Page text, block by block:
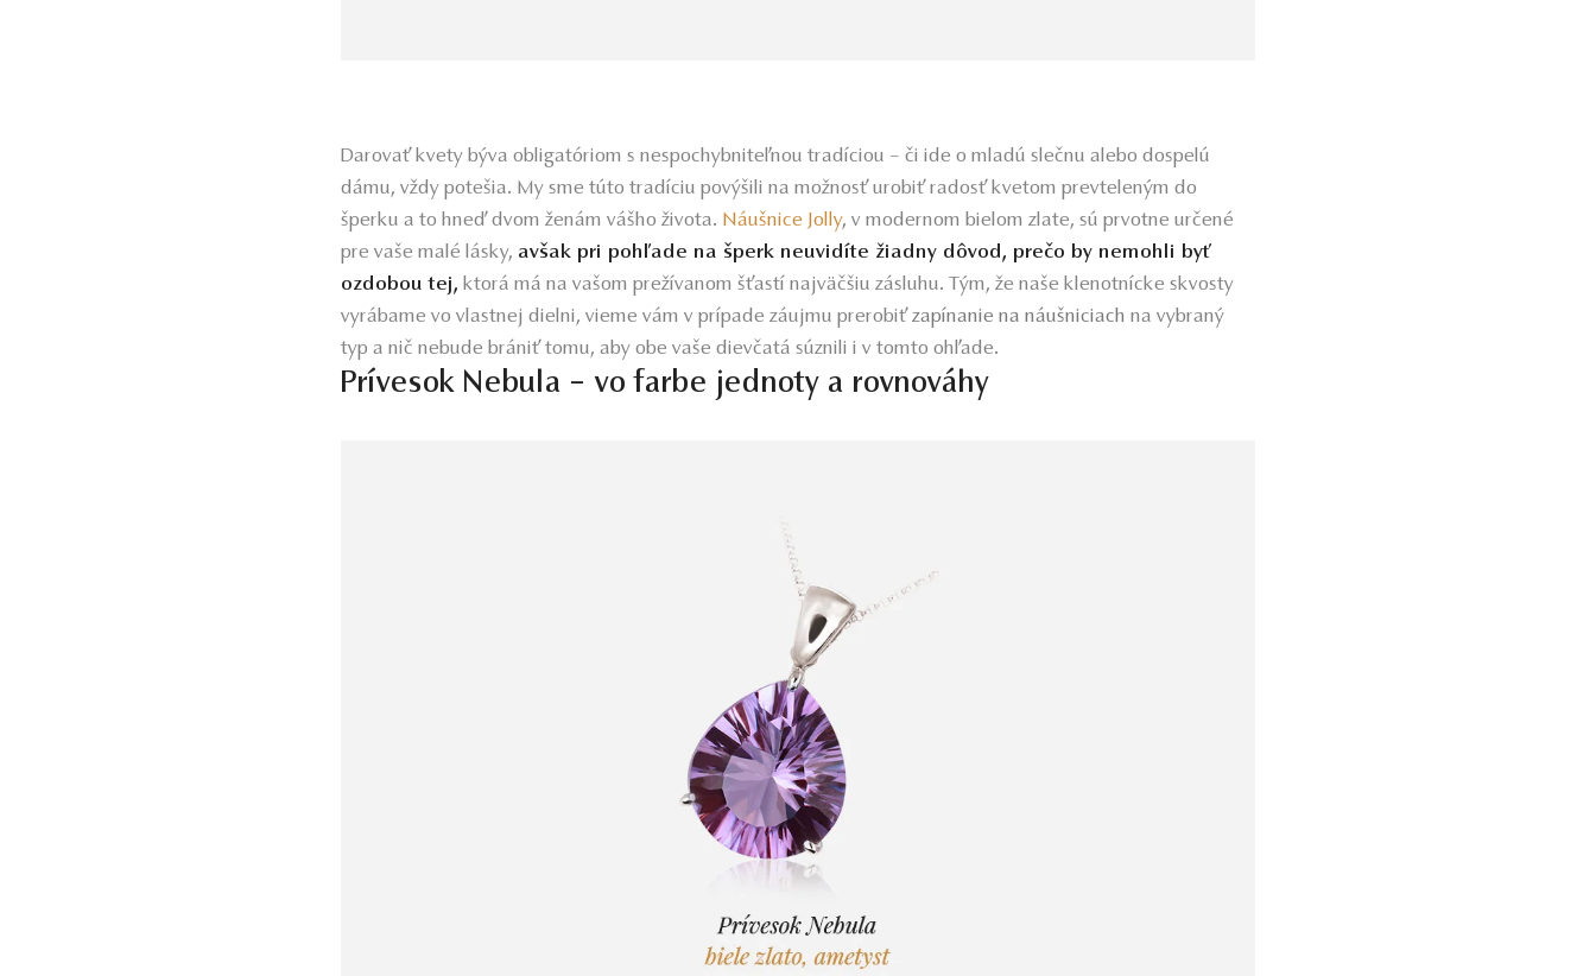
Darovať kvety býva obligatóriom s nespochybniteľnou tradíciou – či ide o mladú slečnu alebo dospelú
dámu, vždy potešia. My sme túto tradíciu povýšili na možnosť urobiť radosť kvetom prevteleným do
šperku a to hneď dvom ženám vášho života. Náušnice Jolly, v modernom bielom zlate, sú prvotne určené
pre vaše malé lásky, avšak pri pohľade na šperk neuvidíte žiadny dôvod, prečo by nemohli byť
ozdobou tej, ktorá má na vašom prežívanom šťastí najväčšiu zásluhu. Tým, že naše klenotnícke skvosty
vyrábame vo vlastnej dielni, vieme vám v prípade záujmu prerobiťzapínanie na náušniciach na vybraný
typ a nič nebude brániť tomu, aby obe vaše dievčatá súznili i v tomto ohľade.
Prívesok Nebula – vo farbe jednoty a rovnováhy